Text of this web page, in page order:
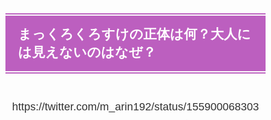
まっくろくろすけの正体は何？大人に
は見えないのはなぜ？
https://twitter.com/m_arin192/status/155900068303